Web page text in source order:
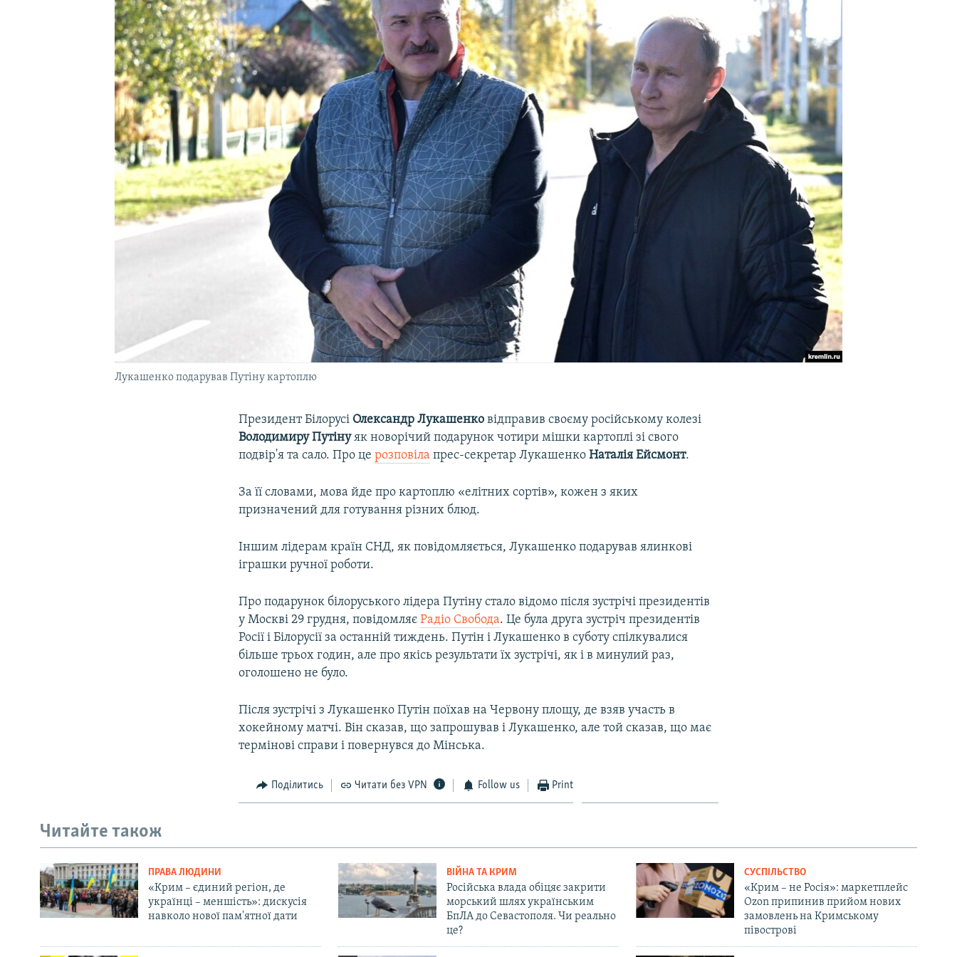
УКРАЇНСЬКА ПРОБЛЕМА КРИМУ
Лукашенко подарував Путіну картоплю
Президент Білорусі Олександр Лукашенко відправив своєму російському колезі
Володимиру Путінуяк новорічий подарунок чотири мішки картоплі зі свого
подвір'я та сало. Про церозповіла прес-секретар ЛукашенкоНаталія Ейсмонт.
За її словами, мова йде про картоплю «елітних сортів», кожен з яких
призначений для готування різних блюд.
Іншим лідерам країн СНД, як повідомляється, Лукашенко подарував ялинкові
іграшки ручної роботи.
Про подарунок білоруського лідера Путіну стало відомо після зустрічі президентів
у Москві 29 грудня, повідомляєРадіо Свобода. Це була друга зустріч президентів
Росії і Білорусії за останній тиждень. Путін і Лукашенко в суботу спілкувалися
більше трьох годин, але про якісь результати їх зустрічі, як і в минулий раз,
оголошено не було.
Після зустрічі з Лукашенко Путін поїхав на Червону площу, де взяв участь в
хокейному матчі. Він сказав, що запрошував і Лукашенко, але той сказав, що має
термінові справи і повернувся до Мінська.
Поділитись Читати без VPN Follow us Print
Читайте також
ПРАВА ЛЮДИНИ
«Крим – єдиний регіон, де
українці – меншість»: дискусія
навколо нової пам'ятної дати
ВІЙНА ТА КРИМ
Російська влада обіцяє закрити
морський шлях українським
БпЛА до Севастополя. Чи реально
це?
СУСПІЛЬСТВО
«Крим – не Росія»: маркетплейс
Ozon припинив прийом нових
замовлень на Кримському
півострові